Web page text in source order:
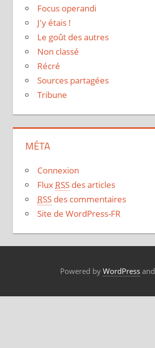
Focus operandi
J'y étais !
Le goût des autres
Non classé
Récré
Sources partagées
Tribune
MÉTA
Connexion
Flux RSS des articles
RSS des commentaires
Site de WordPress-FR
Powered by WordPressand